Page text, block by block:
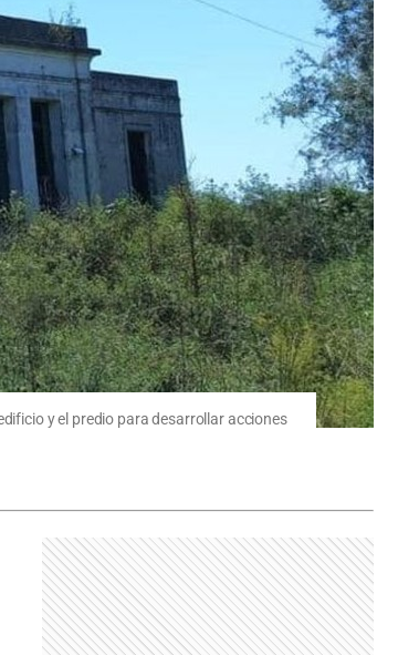
y el predio para desarrollar acciones